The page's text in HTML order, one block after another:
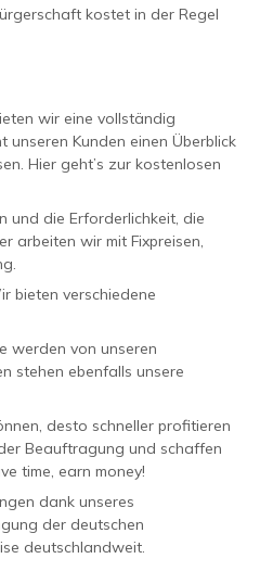
kostet in der Regel
wir eine vollständig
Kunden einen Überblick
Hier geht’s zur kostenlosen
und die Erforderlichkeit, die
arbeiten wir mit Fixpreisen,
bieten verschiedene
werden von unseren
stehen ebenfalls unsere
desto schneller profitieren
Beauftragung und schaffen
time, earn money!
dank unseres
der deutschen
deutschlandweit.